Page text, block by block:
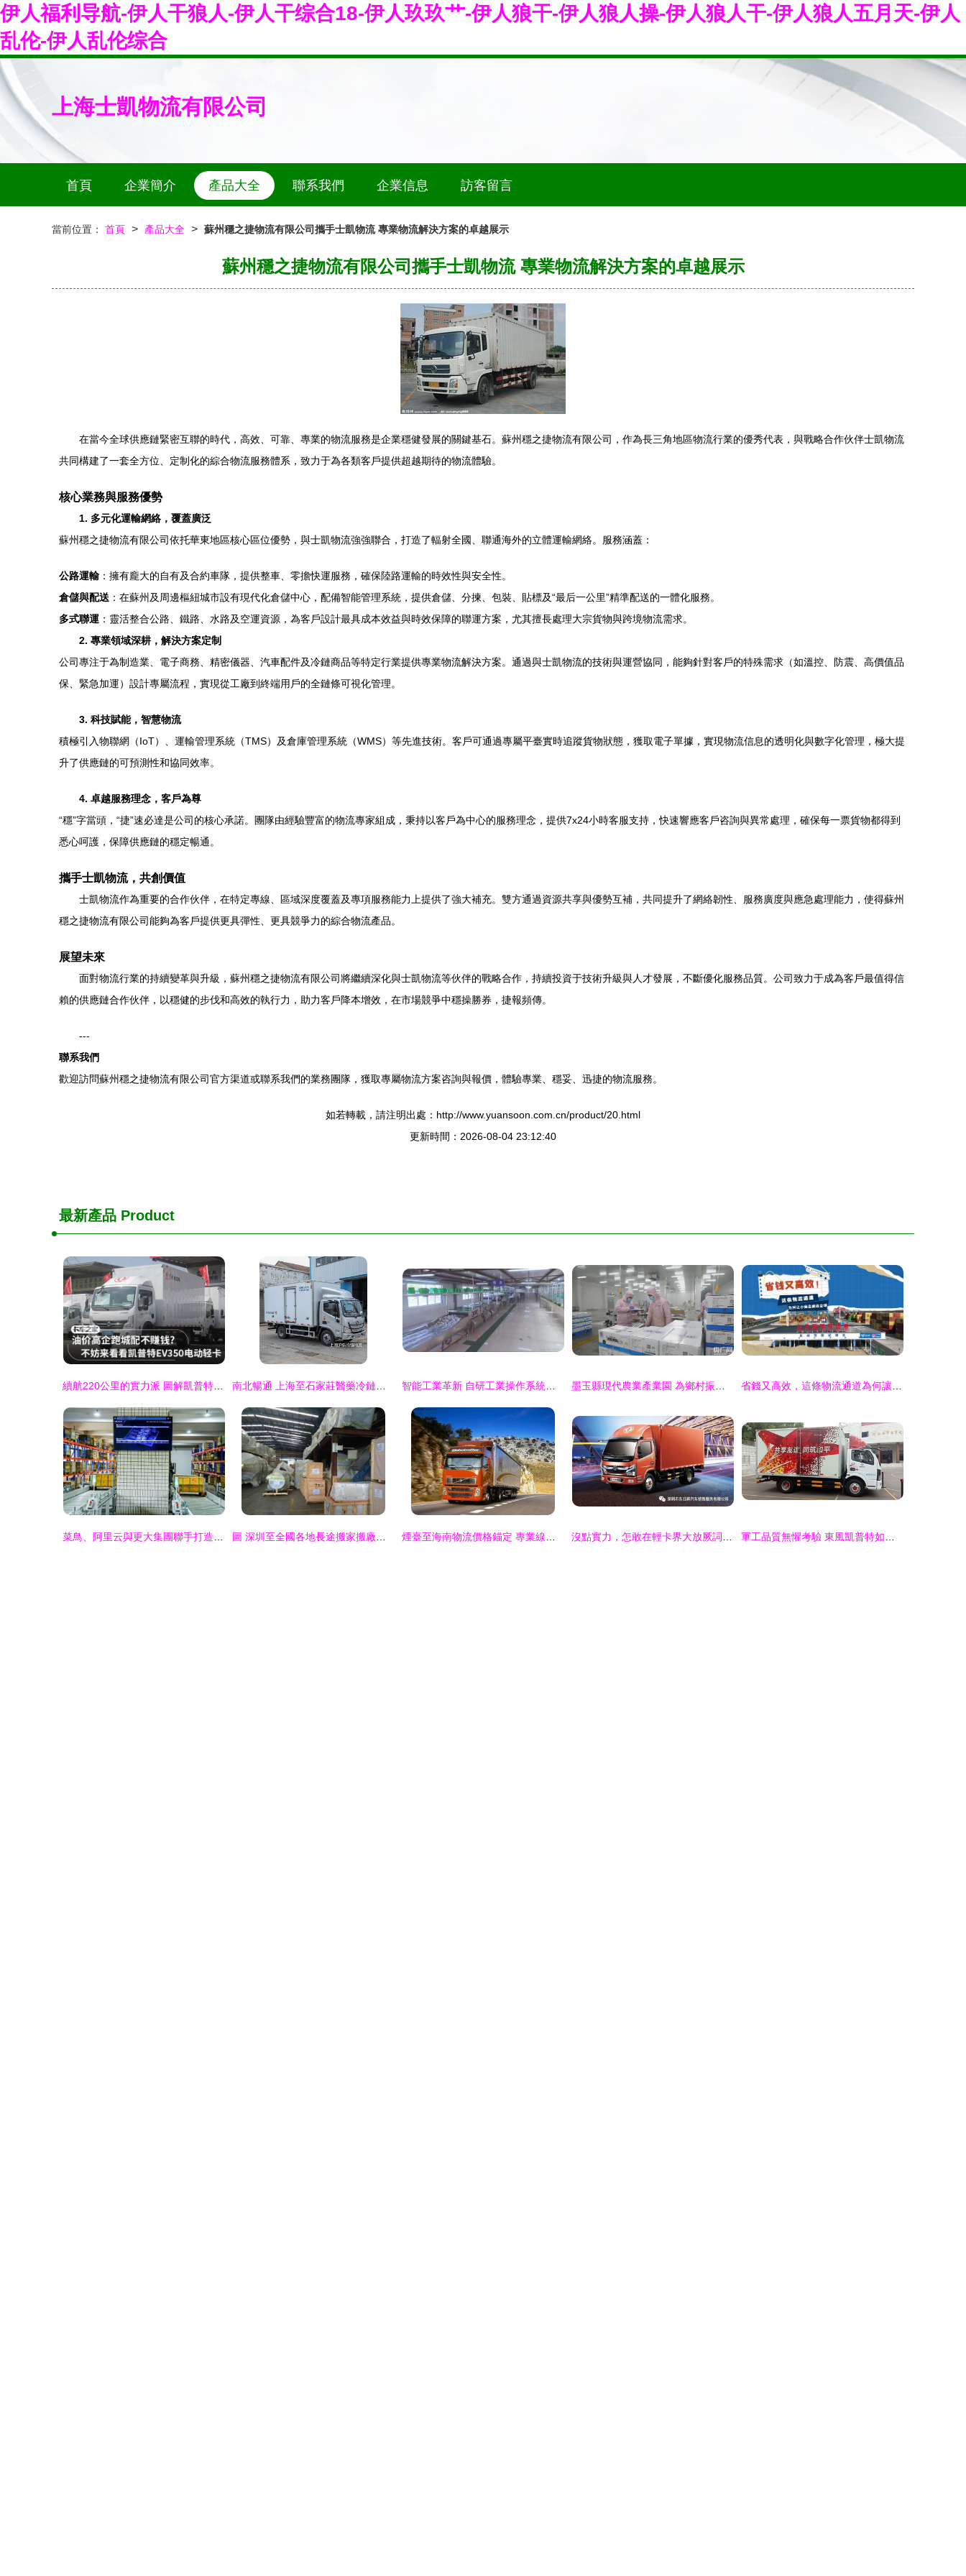
伊人福利导航-伊人干狼人-伊人干综合18-伊人玖玖艹-伊人狼干-伊人狼人操-伊人狼人干-伊人狼人五月天-伊人
乱伦-伊人乱伦综合
上海士凱物流有限公司
首頁 企業簡介 產品大全 聯系我們 企業信息 訪客留言
當前位置： 首頁 > 產品大全 > 蘇州穩之捷物流有限公司攜手士凱物流 專業物流解決方案的卓越展示
蘇州穩之捷物流有限公司攜手士凱物流 專業物流解決方案的卓越展示
在當今全球供應鏈緊密互聯的時代，高效、可靠、專業的物流服務是企業穩健發展的關鍵基石。蘇州穩之捷物流有限公司，作為長三角地區物流行業的優秀代表，與戰略合作伙伴士凱物流
共同構建了一套全方位、定制化的綜合物流服務體系，致力于為各類客戶提供超越期待的物流體驗。
核心業務與服務優勢
1. 多元化運輸網絡，覆蓋廣泛
蘇州穩之捷物流有限公司依托華東地區核心區位優勢，與士凱物流強強聯合，打造了輻射全國、聯通海外的立體運輸網絡。服務涵蓋：
公路運輸 ：擁有龐大的自有及合約車隊，提供整車、零擔快運服務，確保陸路運輸的時效性與安全性。
倉儲與配送 ：在蘇州及周邊樞紐城市設有現代化倉儲中心，配備智能管理系統，提供倉儲、分揀、包裝、貼標及“最后一公里”精準配送的一體化服務。
多式聯運 ：靈活整合公路、鐵路、水路及空運資源，為客戶設計最具成本效益與時效保障的聯運方案，尤其擅長處理大宗貨物與跨境物流需求。
2. 專業領域深耕，解決方案定制
公司專注于為制造業、電子商務、精密儀器、汽車配件及冷鏈商品等特定行業提供專業物流解決方案。通過與士凱物流的技術與運營協同，能夠針對客戶的特殊需求（如溫控、防震、高價值品
保、緊急加運）設計專屬流程，實現從工廠到終端用戶的全鏈條可視化管理。
3. 科技賦能，智慧物流
積極引入物聯網（IoT）、運輸管理系統（TMS）及倉庫管理系統（WMS）等先進技術。客戶可通過專屬平臺實時追蹤貨物狀態，獲取電子單據，實現物流信息的透明化與數字化管理，極大提
升了供應鏈的可預測性和協同效率。
4. 卓越服務理念，客戶為尊
“穩”字當頭，“捷”速必達是公司的核心承諾。團隊由經驗豐富的物流專家組成，秉持以客戶為中心的服務理念，提供7x24小時客服支持，快速響應客戶咨詢與異常處理，確保每一票貨物都得到
悉心呵護，保障供應鏈的穩定暢通。
攜手士凱物流，共創價值
士凱物流作為重要的合作伙伴，在特定專線、區域深度覆蓋及專項服務能力上提供了強大補充。雙方通過資源共享與優勢互補，共同提升了網絡韌性、服務廣度與應急處理能力，使得蘇州
穩之捷物流有限公司能夠為客戶提供更具彈性、更具競爭力的綜合物流產品。
展望未來
面對物流行業的持續變革與升級，蘇州穩之捷物流有限公司將繼續深化與士凱物流等伙伴的戰略合作，持續投資于技術升級與人才發展，不斷優化服務品質。公司致力于成為客戶最值得信
賴的供應鏈合作伙伴，以穩健的步伐和高效的執行力，助力客戶降本增效，在市場競爭中穩操勝券，捷報頻傳。
---
聯系我們
歡迎訪問蘇州穩之捷物流有限公司官方渠道或聯系我們的業務團隊，獲取專屬物流方案咨詢與報價，體驗專業、穩妥、迅捷的物流服務。
如若轉載，請注明出處：http://www.yuansoon.com.cn/product/20.html
更新時間：2026-08-04 23:12:40
最新產品 Product